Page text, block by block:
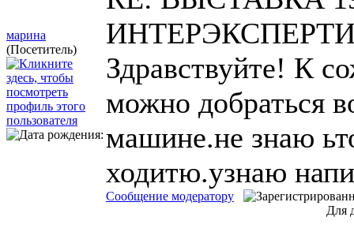
марина
(Посетитель)
Здравствуйте! К
можно добраться
машине.не знаю
ходитю.узнаю
Сообщение модератору
Для